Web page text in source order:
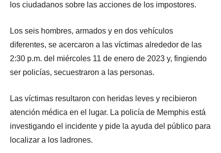
los ciudadanos sobre las acciones de los impostores.
Los seis hombres, armados y en dos vehículos
diferentes, se acercaron a las víctimas alrededor de las
2:30 p.m. del miércoles 11 de enero de 2023 y, fingiendo
ser policías, secuestraron a las personas.
Las víctimas resultaron con heridas leves y recibieron
atención médica en el lugar. La policía de Memphis está
investigando el incidente y pide la ayuda del público para
localizar a los ladrones.